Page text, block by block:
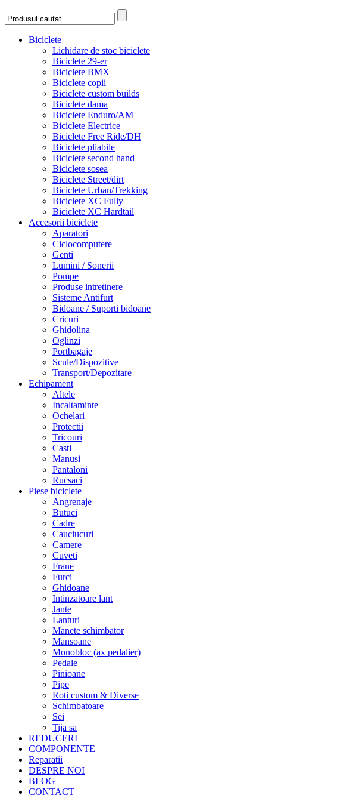
Biciclete
Lichidare de stoc biciclete
Biciclete 29-er
Biciclete BMX
Biciclete copii
Biciclete custom builds
Biciclete dama
Biciclete Enduro/AM
Biciclete Electrice
Biciclete Free Ride/DH
Biciclete pliabile
Biciclete second hand
Biciclete sosea
Biciclete Street/dirt
Biciclete Urban/Trekking
Biciclete XC Fully
Biciclete XC Hardtail
Accesorii biciclete
Aparatori
Ciclocomputere
Genti
Lumini / Sonerii
Pompe
Produse intretinere
Sisteme Antifurt
Bidoane / Suporti bidoane
Cricuri
Ghidolina
Oglinzi
Portbagaje
Scule/Dispozitive
Transport/Depozitare
Echipament
Altele
Incaltaminte
Ochelari
Protectii
Tricouri
Casti
Manusi
Pantaloni
Rucsaci
Piese biciclete
Angrenaje
Butuci
Cadre
Cauciucuri
Camere
Cuveti
Frane
Furci
Ghidoane
Intinzatoare lant
Jante
Lanturi
Manete schimbator
Mansoane
Monobloc (ax pedalier)
Pedale
Pinioane
Pipe
Roti custom & Diverse
Schimbatoare
Sei
Tija sa
REDUCERI
COMPONENTE
Reparatii
DESPRE NOI
BLOG
CONTACT